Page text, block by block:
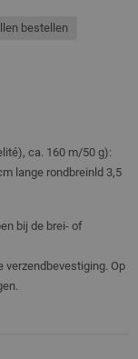
bestellen
ca. 160 m/50 g):
lange rondbreinld 3,5
bij de brei- of
verzendbevestiging. Op